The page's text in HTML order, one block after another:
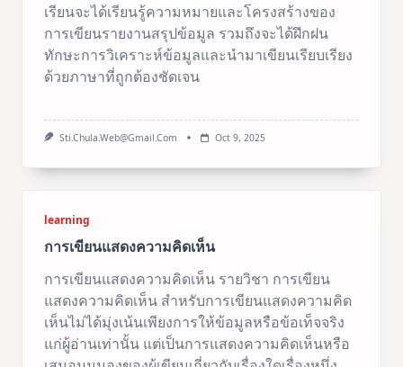
เรียนจะได้เรียนรู้ความหมายและโครงสร้างของ
การเขียนรายงานสรุปข้อมูล รวมถึงจะได้ฝึกฝน
ทักษะการวิเคราะห์ข้อมูลและนำมาเขียนเรียบเรียง
ด้วยภาษาที่ถูกต้องชัดเจน
Sti.chula.web@gmail.com Oct 9, 2025
learning
การเขียนแสดงความคิดเห็น
การเขียนแสดงความคิดเห็น รายวิชา การเขียน
แสดงความคิดเห็น สำหรับการเขียนแสดงความคิด
เห็นไม่ได้มุ่งเน้นเพียงการให้ข้อมูลหรือข้อเท็จจริง
แก่ผู้อ่านเท่านั้น แต่เป็นการแสดงความคิดเห็นหรือ